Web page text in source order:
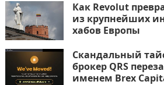
Как Revolut
из крупнейших
хабов Европы
Скандальный
брокер QRS
именем Brex